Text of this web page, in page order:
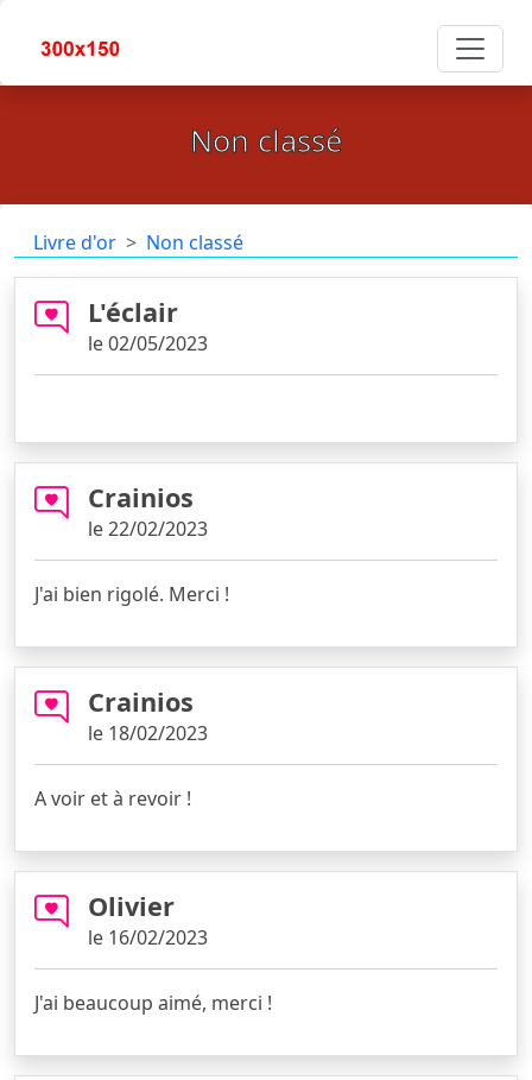
Non classé
Livre d'or Non classé
L'éclair
le 02/05/2023
Crainios
le 22/02/2023
J'ai bien rigolé. Merci !
Crainios
le 18/02/2023
A voir et à revoir !
Olivier
le 16/02/2023
J'ai beaucoup aimé, merci !